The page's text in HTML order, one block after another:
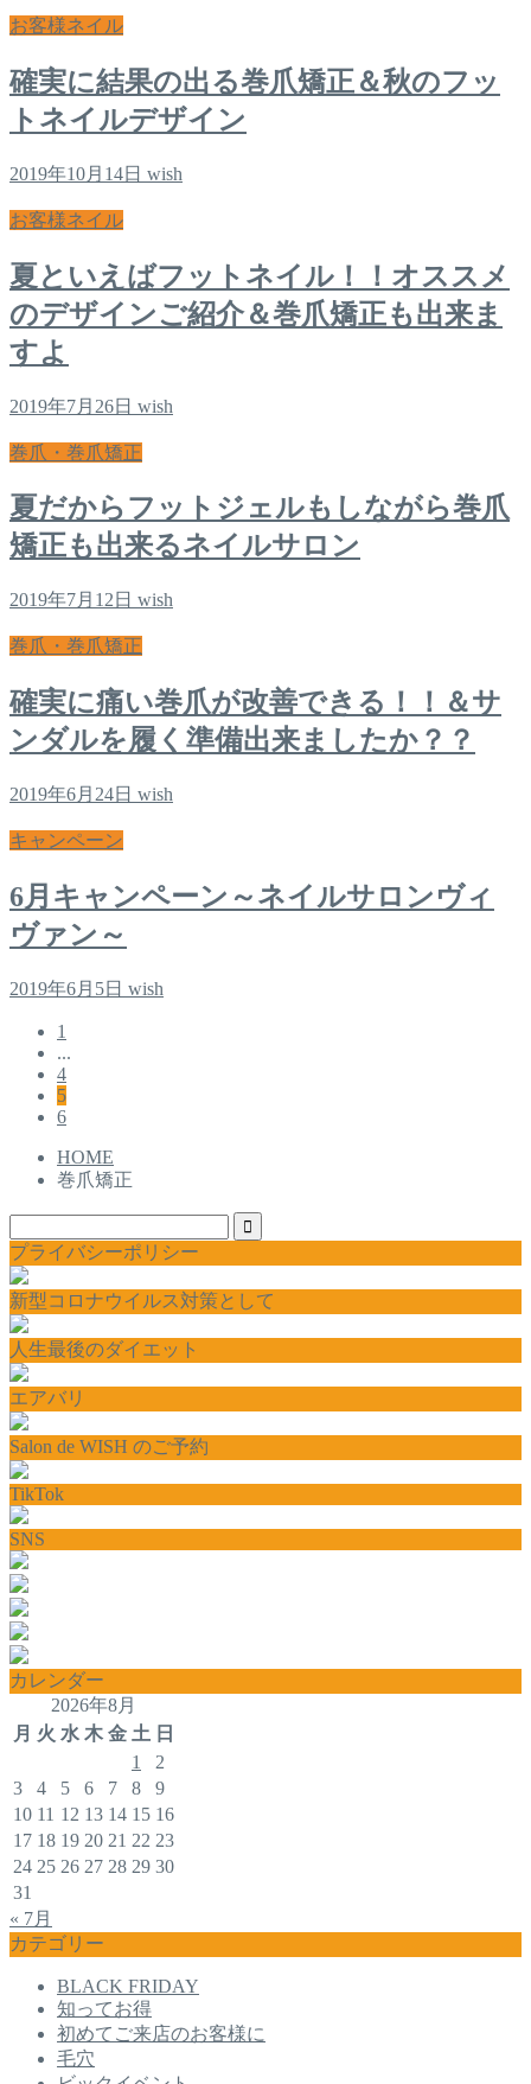
お客様ネイル
確実に結果の出る巻爪矯正＆秋のフッ
トネイルデザイン
2019年10月14日 wish
お客様ネイル
夏といえばフットネイル！！オススメ
のデザインご紹介＆巻爪矯正も出来ま
すよ
2019年7月26日 wish
巻爪・巻爪矯正
夏だからフットジェルもしながら巻爪
矯正も出来るネイルサロン
2019年7月12日 wish
巻爪・巻爪矯正
確実に痛い巻爪が改善できる！！＆サ
ンダルを履く準備出来ましたか？？
2019年6月24日 wish
キャンペーン
6月キャンペーン～ネイルサロンヴィ
ヴァン～
2019年6月5日 wish
1
...
4
5
6
HOME
巻爪矯正
プライバシーポリシー
新型コロナウイルス対策として
人生最後のダイエット
エアバリ
Salon de WISH のご予約
TikTok
SNS
カレンダー
2026年8月
月 火 水 木 金 土 日
1
2
3
4 5 6 7 8
9
10 11 12 13 14 15 16
17 18 19 20 21 22 23
24 25 26 27 28 29 30
31
« 7月
カテゴリー
BLACK FRIDAY
知ってお得
初めてご来店のお客様に
毛穴